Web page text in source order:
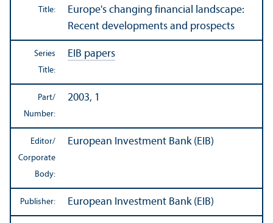
Title:
Europe's changing financial landscape:
Recent developments and prospects
Series
Title:
EIB papers
Part/
Number:
2003, 1
Editor/
Corporate
Body:
European Investment Bank (EIB)
Publisher: European Investment Bank (EIB)